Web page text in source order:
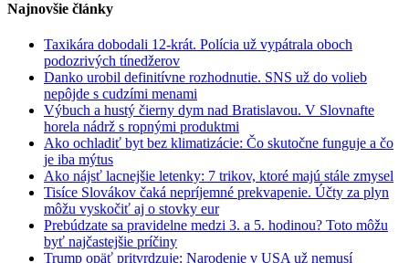
Najnovšie články
Taxikára dobodali 12-krát. Polícia už vypátrala oboch
podozrivých tínedžerov
Danko urobil definitívne rozhodnutie. SNS už do volieb
nepôjde s cudzími menami
Výbuch a hustý čierny dym nad Bratislavou. V Slovnafte
horela nádrž s ropnými produktmi
Ako ochladiť byt bez klimatizácie: Čo skutočne funguje a čo
je iba mýtus
Ako nájsť lacnejšie letenky: 7 trikov, ktoré majú stále zmysel
Tisíce Slovákov čaká nepríjemné prekvapenie. Účty za plyn
môžu vyskočiť aj o stovky eur
Prebúdzate sa pravidelne medzi 3. a 5. hodinou? Toto môžu
byť najčastejšie príčiny
Trump opäť pritvrdzuje: Narodenie v USA už nemusí